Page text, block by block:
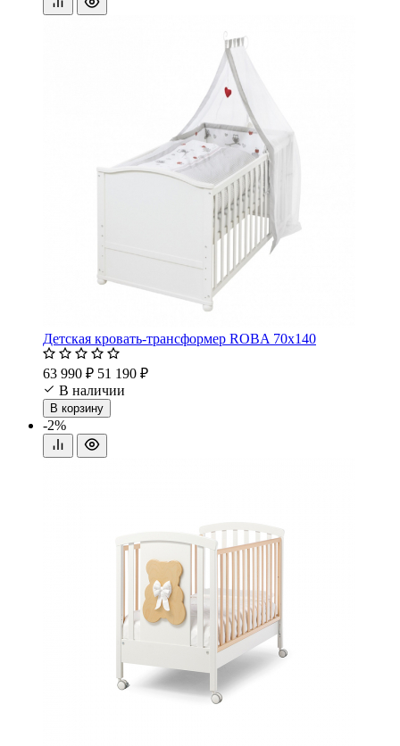
Детская кровать-трансформер ROBA 70х140
63 990 ₽ 51 190 ₽
В наличии
В корзину
-2%